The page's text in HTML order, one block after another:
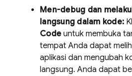
Men-debug dan
langsung dalam kode:
Code untuk membuka
tempat Anda dapat
aplikasi dan mengubah
langsung. Anda dapat